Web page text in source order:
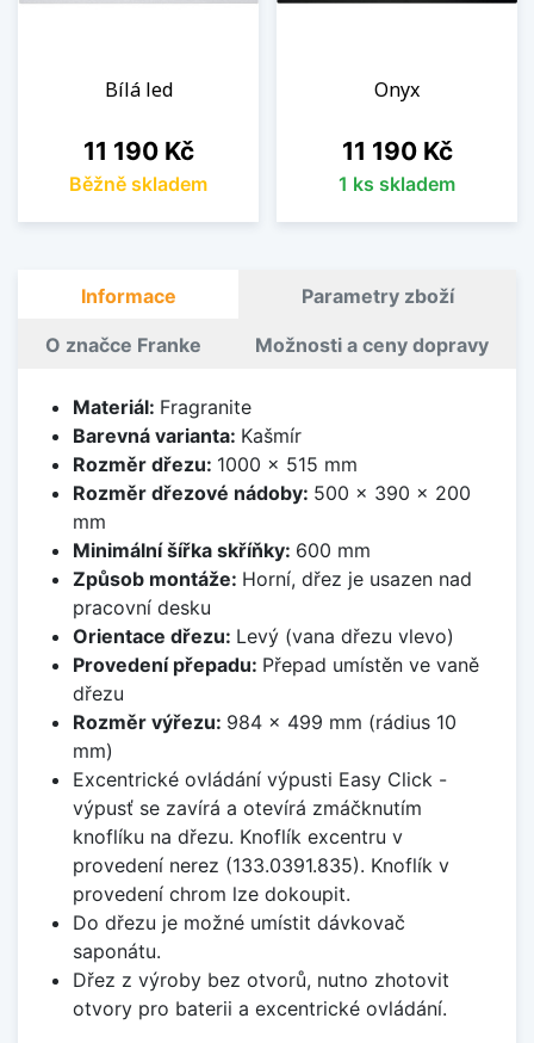
Bílá led
Cena
11 190 Kč
Běžně skladem
Onyx
Cena
11 190 Kč
1 ks skladem
Informace Parametry zboží
O značce Franke Možnosti a ceny dopravy
Materiál: Fragranite
Barevná varianta: Kašmír
Rozměr dřezu: 1000 x 515 mm
Rozměr dřezové nádoby: 500 x 390 x 200
mm
Minimální šířka skříňky: 600 mm
Způsob montáže: Horní, dřez je usazen nad
pracovní desku
Orientace dřezu: Levý (vana dřezu vlevo)
Provedení přepadu: Přepad umístěn ve vaně
dřezu
Rozměr výřezu: 984 x 499 mm (rádius 10
mm)
Excentrické ovládání výpusti Easy Click -
výpusť se zavírá a otevírá zmáčknutím
knoflíku na dřezu. Knoflík excentru v
provedení nerez (133.0391.835). Knoflík v
provedení chrom lze dokoupit.
Do dřezu je možné umístit dávkovač
saponátu.
Dřez z výroby bez otvorů, nutno zhotovit
otvory pro baterii a excentrické ovládání.